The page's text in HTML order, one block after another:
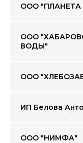
ООО "ПЛАНЕТА
ООО
ВОДЫ"
ООО
ИП Белова
ООО "НИМФА"